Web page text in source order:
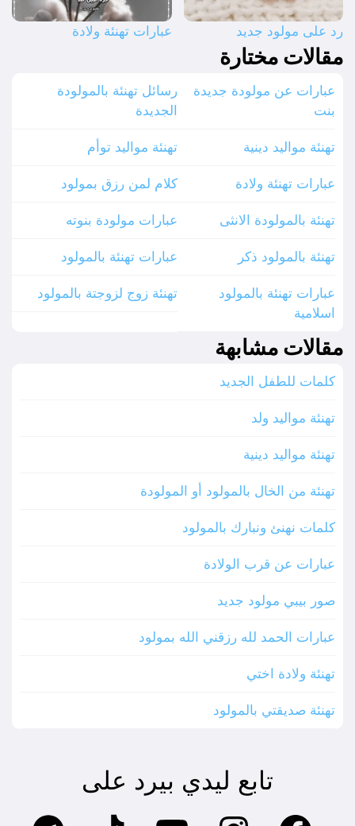
رد على مولود جديد عبارات تهنئة ولادة
مقالات مختارة
عبارات عن مولودة جديدة
بنت
تهنئة مواليد دينية
عبارات تهنئة ولادة
تهنئة بالمولودة الانثى
تهنئة بالمولود ذكر
عبارات تهنئة بالمولود
اسلامية
رسائل تهنئة بالمولودة
الجديدة
تهنئة مواليد توأم
كلام لمن رزق بمولود
عبارات مولودة بنوته
عبارات تهنئة بالمولود
تهنئة زوج لزوجتة بالمولود
مقالات مشابهة
كلمات للطفل الجديد
تهنئة مواليد ولد
تهنئة مواليد دينية
تهنئة من الخال بالمولود أو المولودة
كلمات نهنئ ونبارك بالمولود
عبارات عن قرب الولادة
صور بيبي مولود جديد
عبارات الحمد لله رزقني الله بمولود
تهنئة ولادة اختي
تهنئة صديقتي بالمولود
تابع ليدي بيرد على